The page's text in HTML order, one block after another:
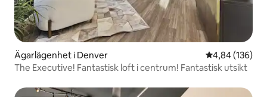
Ägarlägenhet i Denver 4,84 av 5 i
4,84 (136)
The Executive! Fantastisk loft i centrum! Fantastisk utsikt